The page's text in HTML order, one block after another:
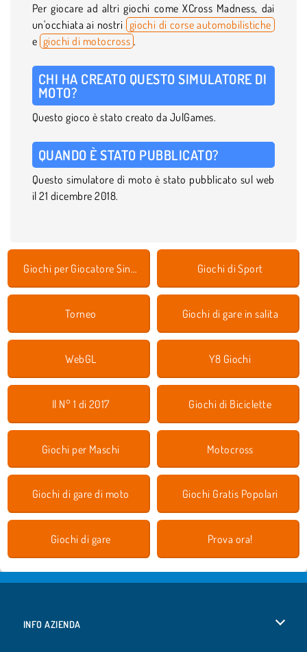
Per giocare ad altri giochi come XCross Madness, dai
un'occhiata ai nostri giochi di corse automobilistiche
e giochi di motocross .
CHI HA CREATO QUESTO SIMULATORE DI
MOTO?
Questo gioco è stato creato da JulGames.
QUANDO È STATO PUBBLICATO?
Questo simulatore di moto è stato pubblicato sul web
il 21 dicembre 2018.
Giochi per Giocatore Singolo Giochi di Sport
Torneo Giochi di gare in salita
WebGL Y8 Giochi
Il N° 1 di 2017 Giochi di Biciclette
Giochi per Maschi Motocross
Giochi di gare di moto Giochi Gratis Popolari
Giochi di gare Prova ora!
INFO AZIENDA